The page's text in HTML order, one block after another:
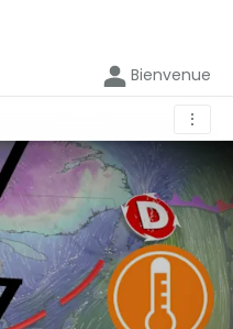
Bienvenue
⋮